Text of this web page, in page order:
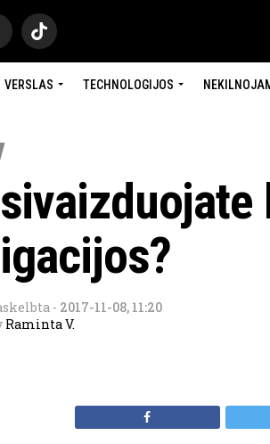
VERSLAS TECHNOLOGIJOS
- 2017-11-08, 11:20
Raminta V.